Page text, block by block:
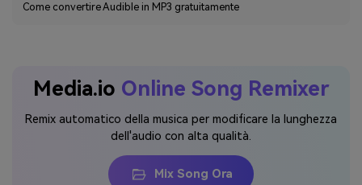
Come convertire Audible in MP3 gratuitamente
Media.io Online Song Remixer
Remix automatico della musica per modificare la lunghezza
dell'audio con alta qualità.
Mix Song Ora